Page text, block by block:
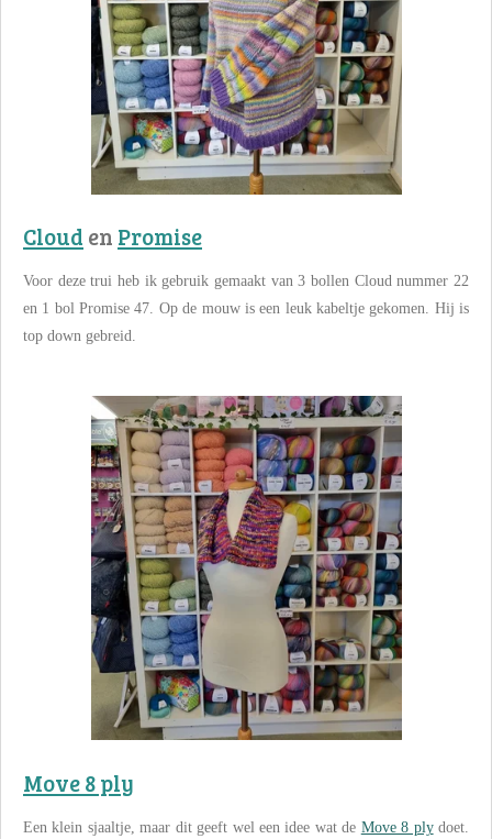
Cloud en Promise
Voor deze trui heb ik gebruik gemaakt van 3 bollen Cloud nummer 22
en 1 bol Promise 47. Op de mouw is een leuk kabeltje gekomen. Hij is
top down gebreid.
Move 8 ply
Een klein sjaaltje, maar dit geeft wel een idee wat de Move 8 plydoet.